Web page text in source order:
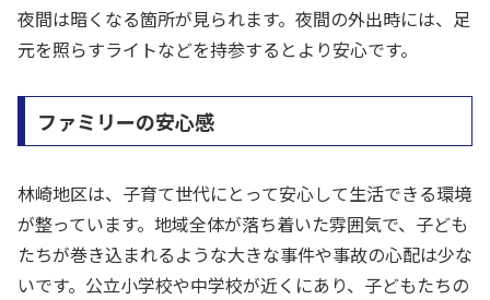
夜間は暗くなる箇所が見られます。夜間の外出時には、足
元を照らすライトなどを持参するとより安心です。
ファミリーの安心感
林崎地区は、子育て世代にとって安心して生活できる環境
が整っています。地域全体が落ち着いた雰囲気で、子ども
たちが巻き込まれるような大きな事件や事故の心配は少な
いです。公立小学校や中学校が近くにあり、子どもたちの